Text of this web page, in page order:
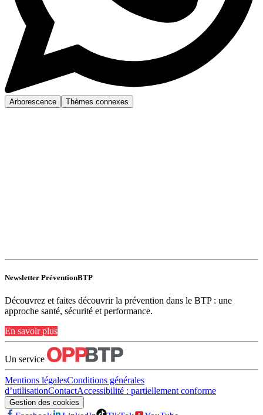
Arborescence Thèmes connexes
Newsletter PréventionBTP
Découvrez et faites découvrir la prévention dans le BTP : une
approche santé, sécurité et performance.
En savoir plus
Un service
Mentions légalesConditions générales
d’utilisationContactAccessibilité : partiellement conforme
Gestion des cookies